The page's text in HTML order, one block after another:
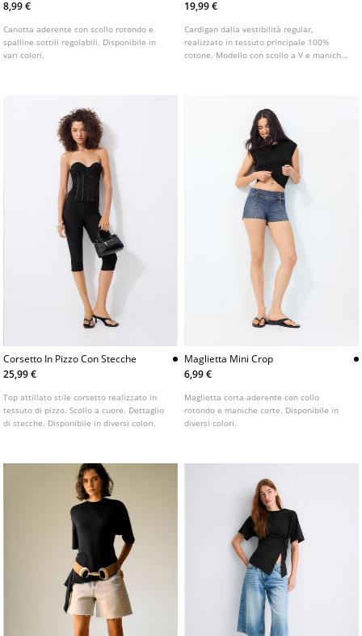
8,99 €
Canotta aderente con scollo rotondo e
spalline sottili regolabili. Disponibile in
vari colori.
19,99 €
Cardigan dalla vestibilità regular,
realizzato in tessuto principale 100%
cotone. Modello con scollo a V e maniche
Corsetto In Pizzo Con Stecche
25,99 €
Top attillato stile corsetto realizzato in
tessuto di pizzo. Scollo a cuore. Dettaglio
di stecche. Disponibile in diversi colori.
Maglietta Mini Crop
6,99 €
Maglietta corta aderente con collo
rotondo e maniche corte. Disponibile in
diversi colori.